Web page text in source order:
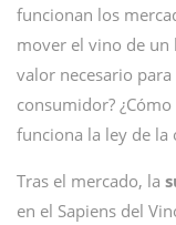
funcionan los
mover el vino de un
valor necesario
consumidor?
funciona la ley de la
Tras el mercado, la
en el Sapiens del